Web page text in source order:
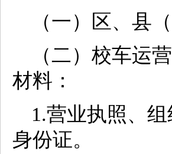
（一）区、县
（二）校车运
材料：
1.营业执照、
身份证。